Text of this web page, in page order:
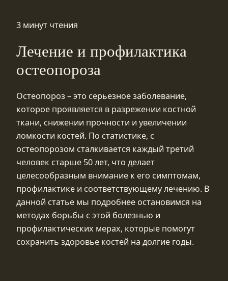
3 минут чтения
Лечение и профилактика
остеопороза
Остеопороз – это серьезное заболевание,
которое проявляется в разрежении костной
ткани, снижении прочности и увеличении
ломкости костей. По статистике, с
остеопорозом сталкивается каждый третий
человек старше 50 лет, что делает
целесообразным внимание к его симптомам,
профилактике и соответствующему лечению. В
данной статье мы подробнее остановимся на
методах борьбы с этой болезнью и
профилактических мерах, которые помогут
сохранить здоровье костей на долгие годы.